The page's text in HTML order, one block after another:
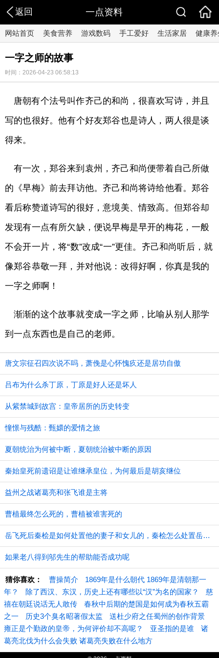
返回 一点资料
网站首页 美食营养 游戏数码 手工爱好 生活家居 健康养
一字之师的故事
时间：2026-04-23 06:58:13
唐朝有个法号叫作齐己的和尚，很喜欢写诗，并且
写的也很好。他有个好友郑谷也是诗人，两人很是谈
得来。
有一次，郑谷来到袁州，齐己和尚便带着自己所做
的《早梅》前去拜访他。齐己和尚将诗给他看。郑谷
看后称赞道诗写的很好，意境美、情致高。但郑谷却
发现有一点有所欠缺，便说早梅是早开的梅花，一般
不会开一片，将“数”改成“一”更佳。齐己和尚听后，就
像郑谷恭敬一拜，并对他说：改得好啊，你真是我的
一字之师啊！
渐渐的这个故事就变成一字之师，比喻从别人那学
到一点东西也是自己的老师。
唐文宗征召四次说不吗，萧俛是心怀愧疚还是居功自傲
吕布为什么杀丁原，丁原是好人还是坏人
从紫禁城到故宫：皇帝居所的历史转变
憧憬与残酷：甄嬛的爱情之旅
夏朝统治为何被中断，夏朝统治被中断的原因
秦始皇死前遗诏是让谁继承皇位，为何最后是胡亥继位
益州之战诸葛亮和张飞谁是主将
曹植最终怎么死的，曹植被谁害死的
​岳飞死后秦桧是如何处置他的妻子和女儿的，秦桧怎么处置岳飞家人的
如果老八得到邬先生的帮助能否成功呢
猜你喜欢： 曹操简介
1869年是什么朝代 1869年是清朝那一
年？
除了西汉、东汉，历史上还有哪些以“汉”为名的国家？
慈
禧在朝廷说话无人敢传
春秋中后期的楚国是如何成为春秋五霸
之一
历史3个臭名昭著假太监
送杜少府之任蜀州的创作背景
雍正是个勤政的皇帝，为何评价却不高呢？
亚圣指的是谁
诸
葛亮北伐为什么会失败 诸葛亮失败在什么地方